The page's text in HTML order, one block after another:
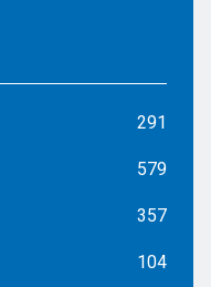
291
579
357
104